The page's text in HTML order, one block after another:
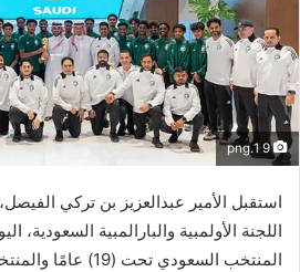
9 1.png
استقبل الأمير عبدالعزيز بن تركي
اللجنة الأولمبية والبارالمبية السعودية،